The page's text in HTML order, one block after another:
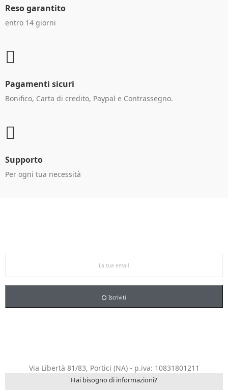
Reso garantito
entro 14 giorni
Pagamenti sicuri
Bonifico, Carta di credito, Paypal e Contrassegno.
Supporto
Per ogni tua necessità
Iscriviti
Via Libertà 81/83, Portici (NA) - p.iva: 10831801211
Hai bisogno di informazioni?